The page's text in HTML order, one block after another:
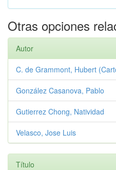
Otras opciones
Autor
C. de Grammont, Hubert
González Casanova, Pablo
Gutierrez Chong, Natividad
Velasco, Jose Luis
Título